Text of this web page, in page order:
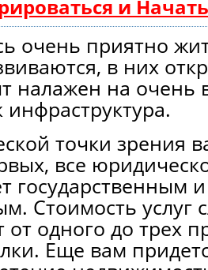
и
очень приятно
в них
налажен на очень
инфраструктура.
точки зрения
все
государственным
Стоимость услуг
от одного до трех
Еще вам